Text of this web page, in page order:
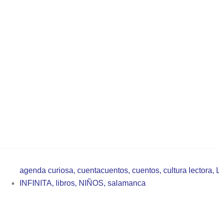
agenda curiosa, cuentacuentos, cuentos, cultura lectora,
INFINITA, libros, NIÑOS, salamanca